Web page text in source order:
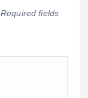
Required fields